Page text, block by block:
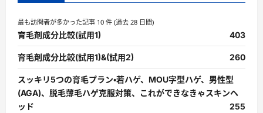
最も訪問者が多かった記事 10 件 (過去 28 日間)
育毛剤成分比較(試用1) 403
育毛剤成分比較(試用1)&(試用2) 260
スッキリ5つの育毛プラン・若ハゲ、MOU字型ハゲ、男性型
(AGA)、脱毛薄毛ハゲ克服対策、これができなきゃスキンヘ
ッド
255